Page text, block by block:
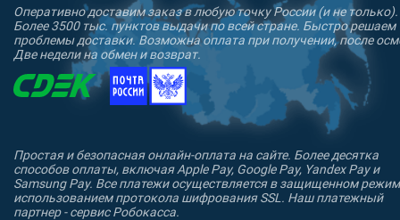
Оперативно доставим заказ в любую точку России (и не только).
Более 3500 тыс. пунктов выдачи по всей стране. Быстро решаем
проблемы доставки. Возможна оплата при получении, после
Две недели на обмен и возврат.
Простая и безопасная онлайн-оплата на сайте. Более десятка
способов оплаты, включая Apple Pay, Google Pay, Yandex Pay и
Samsung Pay. Все платежи осуществляется в защищенном
использованием протокола шифрования SSL. Наш платежный
партнер - сервис Робокасса.